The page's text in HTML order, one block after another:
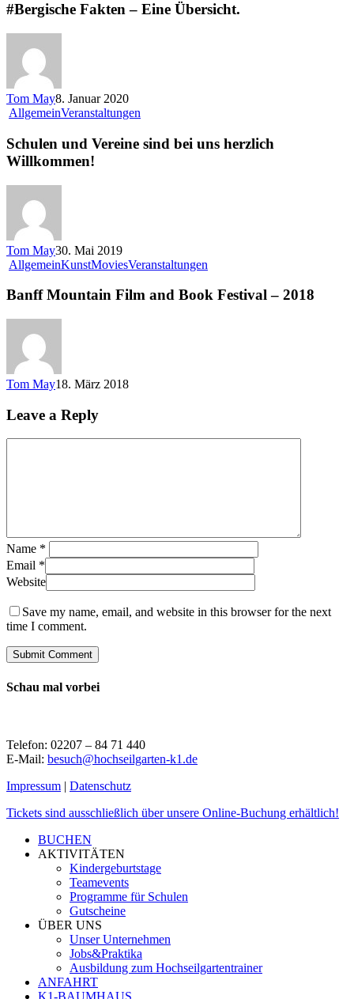
#Bergische Fakten – Eine Übersicht.
Tom May8. Januar 2020
AllgemeinVeranstaltungen
Schulen und Vereine sind bei uns herzlich
Willkommen!
Tom May30. Mai 2019
AllgemeinKunstMoviesVeranstaltungen
Banff Mountain Film and Book Festival – 2018
Tom May18. März 2018
Leave a Reply
Name *
Email *
Website
Save my name, email, and website in this browser for the next
time I comment.
Schau mal vorbei
Telefon: 02207 – 84 71 440
E-Mail: besuch@hochseilgarten-k1.de
Impressum | Datenschutz
Close
Tickets sind ausschließlich über unsere Online-Buchung erhältlich!
BUCHEN
AKTIVITÄTEN
Kindergeburtstage
Teamevents
Programme für Schulen
Gutscheine
ÜBER UNS
Unser Unternehmen
Jobs&Praktika
Ausbildung zum Hochseilgartentrainer
ANFAHRT
K1-BAUMHAUS